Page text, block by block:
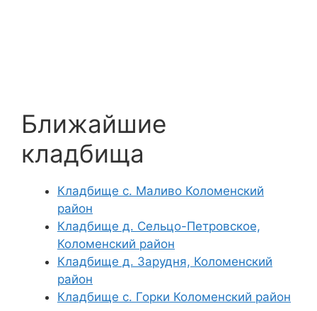
Ближайшие
кладбища
Кладбище с. Маливо Коломенский
район
Кладбище д. Сельцо-Петровское,
Коломенский район
Кладбище д. Зарудня, Коломенский
район
Кладбище с. Горки Коломенский район